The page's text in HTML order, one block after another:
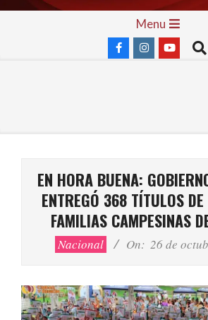
Skip
Menu
EN HORA BUENA:
ENTREGÓ 368 TÍTULOS
FAMILIAS CAMPESINAS
Nacional On: 26 de